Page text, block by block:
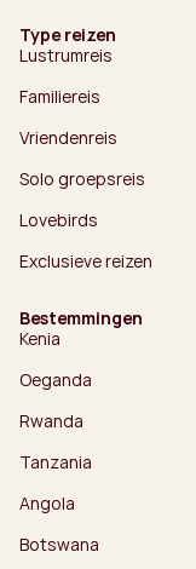
Type reizen
Lustrumreis
Familiereis
Vriendenreis
Solo groepsreis
Lovebirds
Exclusieve reizen
Bestemmingen
Kenia
Oeganda
Rwanda
Tanzania
Angola
Botswana